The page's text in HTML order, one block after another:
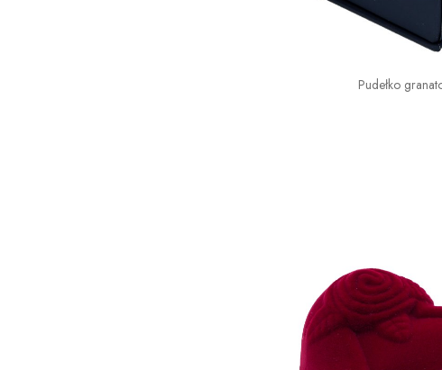
Pudełko